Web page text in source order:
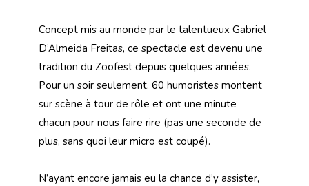
Concept mis au monde par le talentueux Gabriel
D’Almeida Freitas, ce spectacle est devenu une
tradition du Zoofest depuis quelques années.
Pour un soir seulement, 60 humoristes montent
sur scène à tour de rôle et ont une minute
chacun pour nous faire rire (pas une seconde de
plus, sans quoi leur micro est coupé).
N’ayant encore jamais eu la chance d’y assister,